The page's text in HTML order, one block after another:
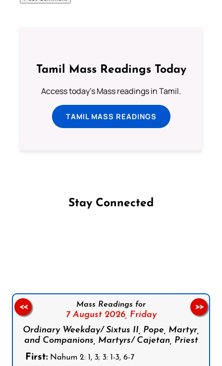
Tamil Mass Readings Today
Access today's Mass readings in Tamil.
TAMIL MASS READINGS
Stay Connected
Mass Readings for
7 August 2026, Friday
Ordinary Weekday/ Sixtus II, Pope, Martyr,
and Companions, Martyrs/ Cajetan, Priest
First: Nahum 2: 1, 3; 3: 1-3, 6-7
<< >>